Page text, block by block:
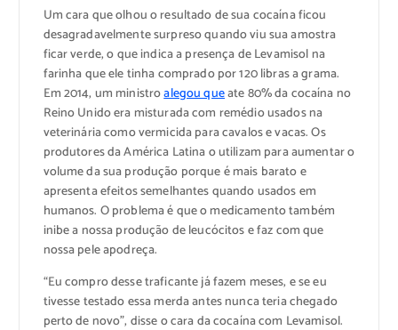
Um cara que olhou o resultado de sua cocaína ficou
desagradavelmente surpreso quando viu sua amostra
ficar verde, o que indica a presença de Levamisol na
farinha que ele tinha comprado por 120 libras a grama.
Em 2014, um ministroalegou queate 80% da cocaína no
Reino Unido era misturada com remédio usados na
veterinária como vermicida para cavalos e vacas. Os
produtores da América Latina o utilizam para aumentar o
volume da sua produção porque é mais barato e
apresenta efeitos semelhantes quando usados em
humanos. O problema é que o medicamento também
inibe a nossa produção de leucócitos e faz com que
nossa pele apodreça.
“Eu compro desse traficante já fazem meses, e se eu
tivesse testado essa merda antes nunca teria chegado
perto de novo”, disse o cara da cocaína com Levamisol.